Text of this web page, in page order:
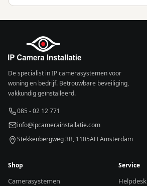
De specialist in IP camerasystemen voor
woning en bedrijf. Betrouwbare beveiliging,
vakkundig geïnstalleerd.
085 - 02 12 771
info@ipcamerainstallatie.com
Stekkenbergweg 3B, 1105AH Amsterdam
Shop
Camerasystemen
Service
Helpdesk